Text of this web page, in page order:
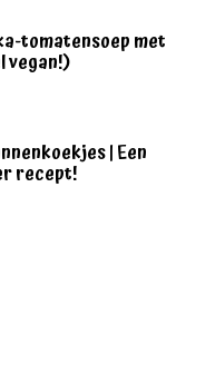
tomatensoep met
vegan!)
| Een
recept!